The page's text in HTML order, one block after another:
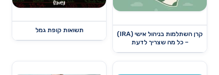
קרן השתלמות בניהול אישי (IRA)
– כל מה שצריך לדעת
תשואות קופת גמל